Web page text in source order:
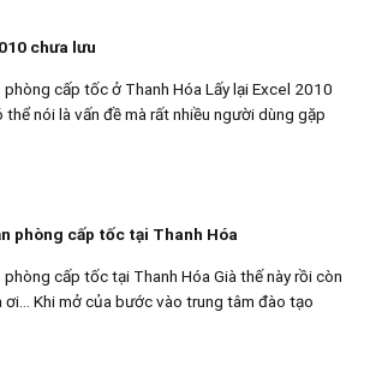
chưa lưu
cấp tốc ở Thanh Hóa Lấy lại Excel 2010
thể nói là vấn đề mà rất nhiều người dùng gặp
phòng cấp tốc tại Thanh Hóa
cấp tốc tại Thanh Hóa Già thế này rồi còn
ơi… Khi mở của bước vào trung tâm đào tạo